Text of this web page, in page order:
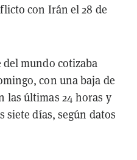
con Irán el 28 de
mundo cotizaba
con una baja de
las últimas 24 horas y
siete días, según datos